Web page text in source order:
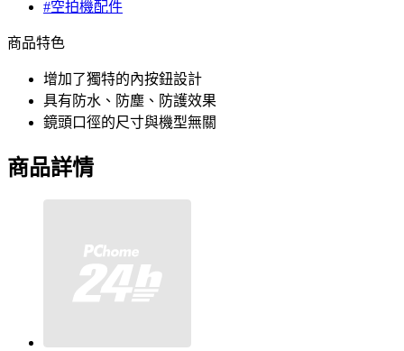
#空拍機配件
商品特色
增加了獨特的內按鈕設計
具有防水、防塵、防護效果
鏡頭口徑的尺寸與機型無關
商品詳情